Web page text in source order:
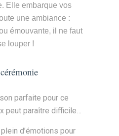
Elle embarque vos
une ambiance :
émouvante, il ne faut
louper !
parfaite pour ce
peut paraître difficile…
d’émotions pour